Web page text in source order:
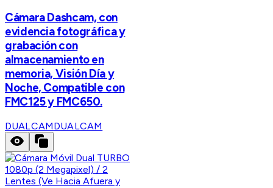
Cámara Dashcam, con
evidencia fotográfica y
grabación con
almacenamiento en
memoria, Visión Día y
Noche, Compatible con
FMC125 y FMC650.
DUALCAMDUALCAM